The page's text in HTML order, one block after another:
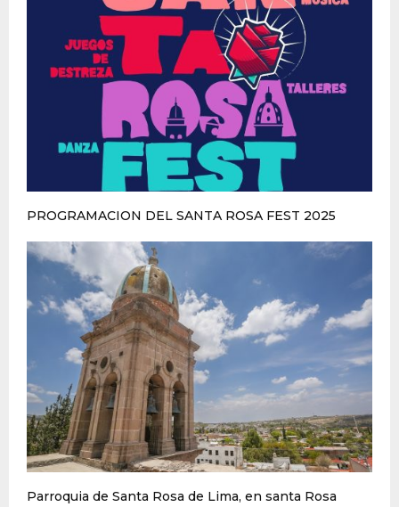
PROGRAMACION DEL SANTA ROSA FEST 2025
Parroquia de Santa Rosa de Lima, en santa Rosa